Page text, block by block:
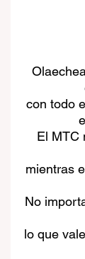
con todo
El MTC
mientras
No
lo que